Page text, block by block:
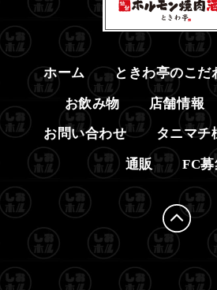
ホーム ときわ亭のこだ
お飲み物 店舗情報
お問い合わせ タニマチ
通販 FC募